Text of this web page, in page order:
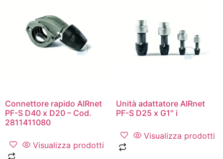
Connettore rapido AIRnet
PF-S D40 x D20 – Cod.
2811411080
Visualizza prodotti
Unità adattatore AIRnet
PF-S D25 x G1″ i
Visualizza prodotti